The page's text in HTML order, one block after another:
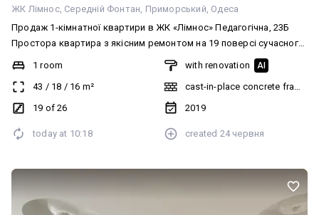
ЖК Лімнос Середній Фонтан Приморський Одеса
Продаж 1-кімнатної квартири в ЖК «Лімнос» Педагогічна, 23Б
Простора квартира з якісним ремонтом на 19 поверсі сучасного
житлового комплексу. • Загальна площа — 43 м² • Вид на місто •
Кухонна зона та зона відпочинку • Залишаються всі меблі та
техніка Ціна — 74 000 $ Для покупця комісія відсутня. Фото
відповідають дійсності. Деталі та запис на перегляд — за
1 room
43 / 18 / 16 m²
19 of 26
with renovation AI
cast-in-place concrete frame
2019
today at 10:18 created 24 червня